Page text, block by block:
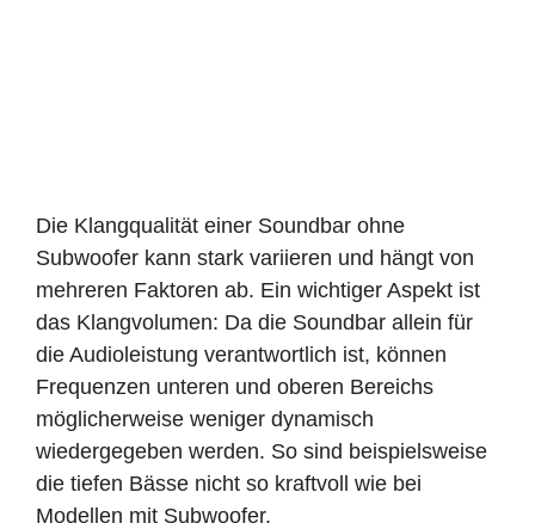
Die Klangqualität einer Soundbar ohne
Subwoofer kann stark variieren und hängt von
mehreren Faktoren ab. Ein wichtiger Aspekt ist
das Klangvolumen: Da die Soundbar allein für
die Audioleistung verantwortlich ist, können
Frequenzen unteren und oberen Bereichs
möglicherweise weniger dynamisch
wiedergegeben werden. So sind beispielsweise
die tiefen Bässe nicht so kraftvoll wie bei
Modellen mit Subwoofer.